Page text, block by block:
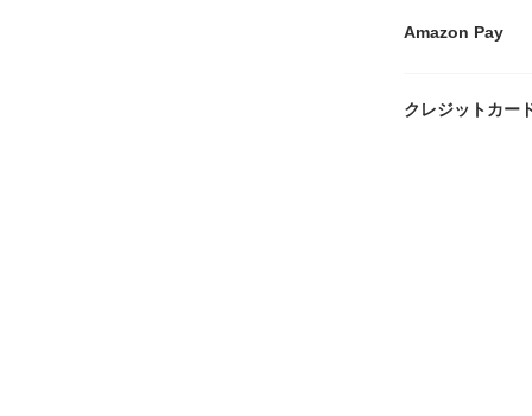
Amazon Pay
クレジットカー